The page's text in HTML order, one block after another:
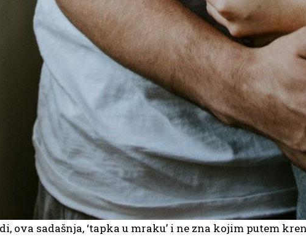
ova sadašnja, ‘tapka u mraku’ i ne zna kojim putem